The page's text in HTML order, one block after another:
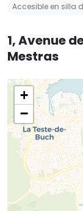
Accesible en silla
1, Avenue
Mestras
+
−